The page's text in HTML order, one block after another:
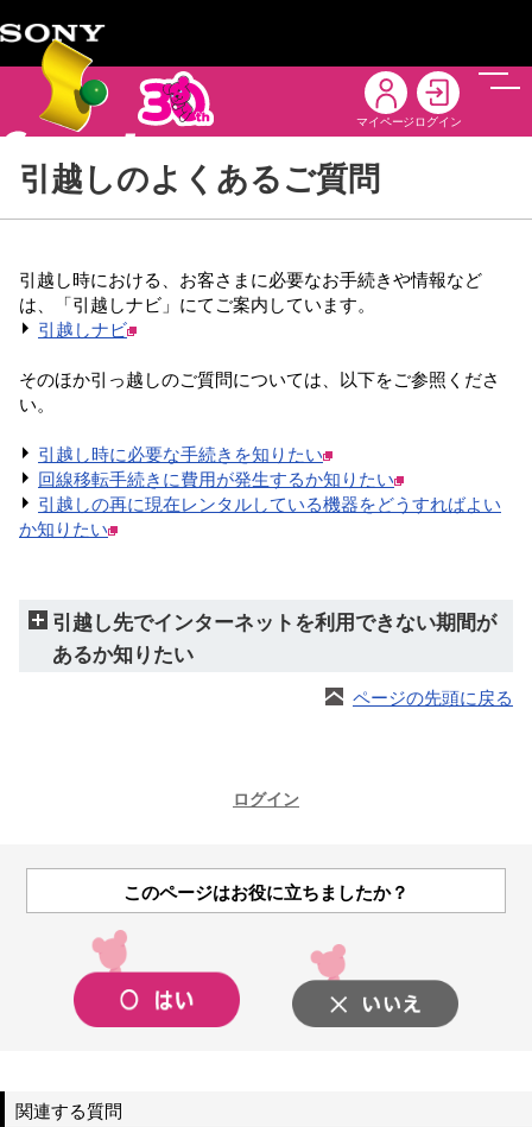
マイページ ログイン
メニ
引越しのよくあるご質問
引越し時における、お客さまに必要なお手続きや情報など
は、「引越しナビ」にてご案内しています。
引越しナビ
そのほか引っ越しのご質問については、以下をご参照くださ
い。
引越し時に必要な手続きを知りたい
回線移転手続きに費用が発生するか知りたい
引越しの再に現在レンタルしている機器をどうすればよい
か知りたい
引越し先でインターネットを利用できない期間が
あるか知りたい
ページの先頭に戻る
ログイン
このページはお役に立ちましたか？
関連する質問